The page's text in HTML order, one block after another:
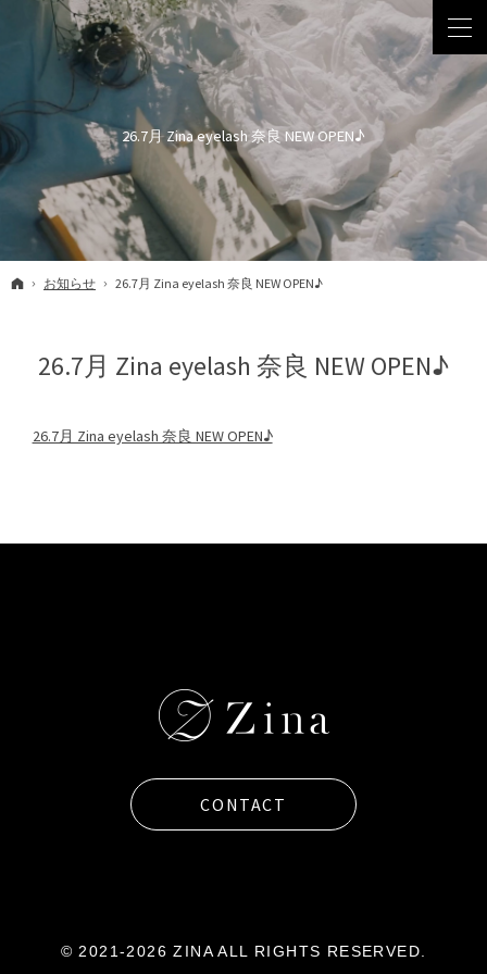
26.7月 Zina eyelash 奈良 NEW OPEN♪
ホーム
お知らせ 26.7月 Zina eyelash 奈良 NEW OPEN♪
26.7月 Zina eyelash 奈良 NEW OPEN♪
26.7月 Zina eyelash 奈良 NEW OPEN♪
© 2021-2026 ZINA ALL RIGHTS RESERVED.
CONTACT